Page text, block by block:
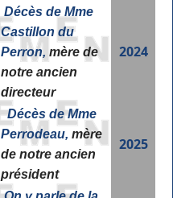
Décès de Mme
Castillon du
Perron, mère de
notre ancien
directeur
2024
Décès de Mme
Perrodeau, mère
de notre ancien
président
2025